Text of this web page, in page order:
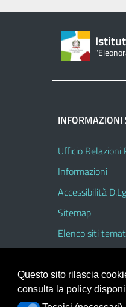
INFORMAZIONI
Ufficio Relazioni
Informazioni
Accessibilità
Sitemap
Elenco siti
Portale
Questo sito rilascia
consulta la policy